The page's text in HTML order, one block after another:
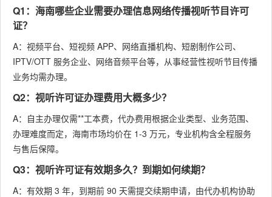
Q1：海南哪些企业需要办理信息网络传播视听节目许可
证？
A：视频平台、短视频 APP、网络直播机构、短剧制作公司、
IPTV/OTT 服务企业、网络音频平台等，从事经营性视听节目传播
业务均需办理。
Q2：视听许可证办理费用大概多少？
A：自主办理仅需**工本费，代办费用根据企业类型、业务范围、
办理难度而定，海南市场均价在 1-3 万元，专业机构含全程服务
与售后保障。
Q3：视听许可证有效期多久？到期如何续期？
A：有效期 3 年，到期前 90 天需提交续期申请，由代办机构协助